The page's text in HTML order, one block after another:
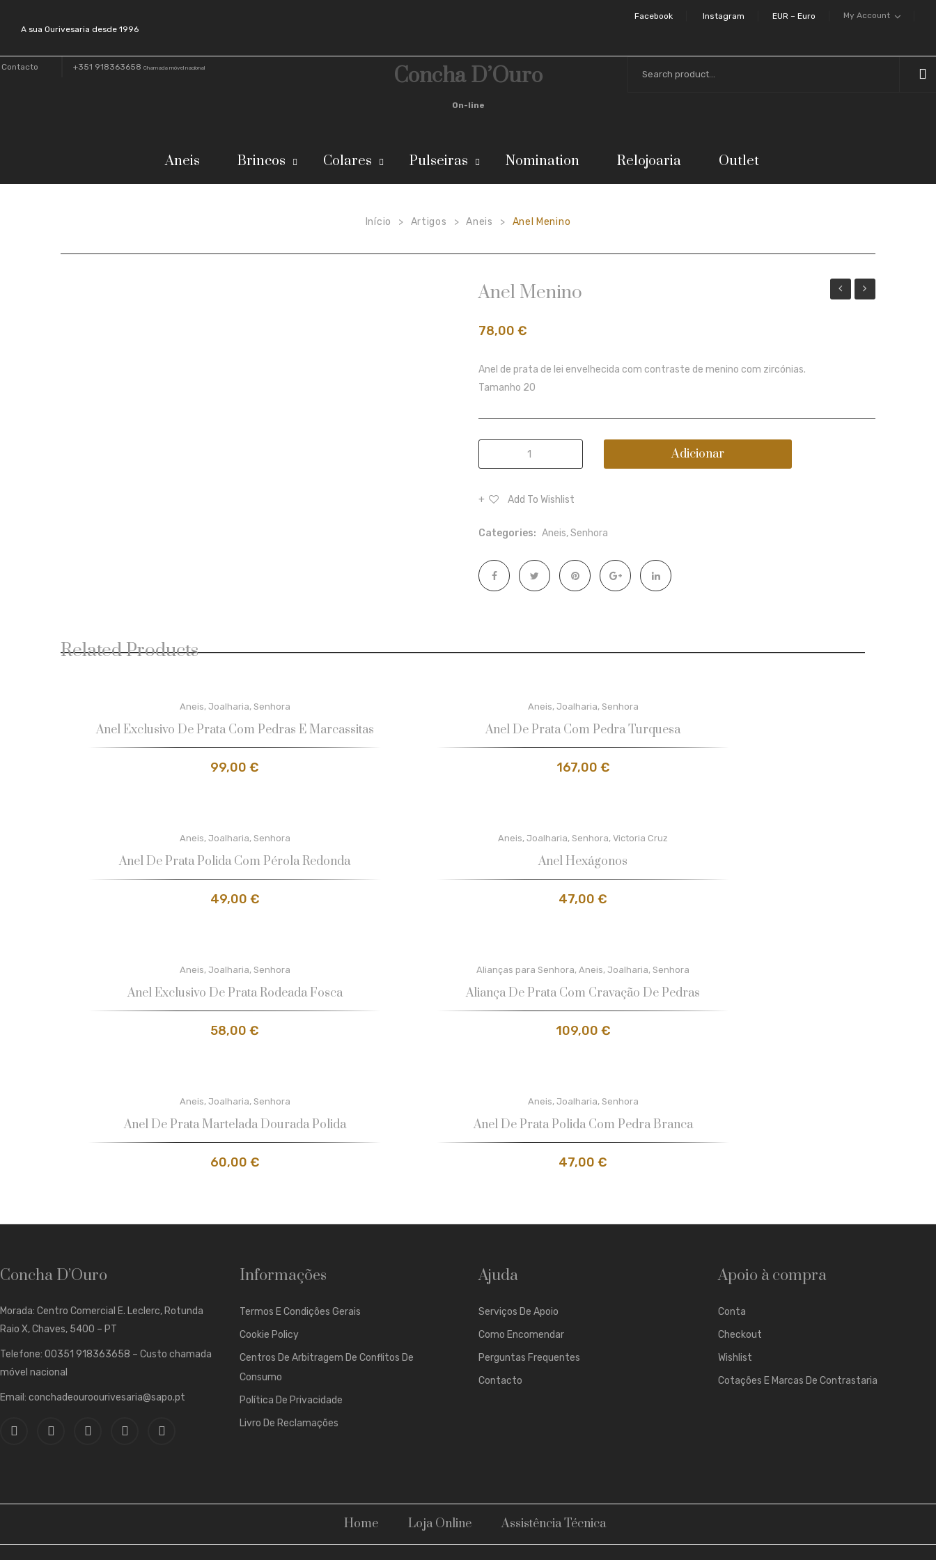
A sua Ourivesaria desde 1996
Facebook Instagram EUR – Euro My Account
Contacto +351 918363658 Chamada móvel nacional Concha D’Ouro
On-line
Aneis Brincos Colares Pulseiras Nomination Relojoaria Outlet
Início > Artigos > Aneis > Anel Menino
Anel Menino
78,00 €
Anel de prata de lei envelhecida com contraste de menino com zircónias.
Tamanho 20
Menino
Adicionar
Add To Wishlist
Categories: Aneis,Senhora
Related Products
Aneis, Joalharia, Senhora
Anel Exclusivo De Prata Com Pedras E Marcassitas
99,00 €
Aneis, Joalharia, Senhora
Anel De Prata Com Pedra Turquesa
167,00 €
Aneis, Joalharia, Senhora
Anel De Prata Polida Com Pérola Redonda
49,00 €
Aneis, Joalharia, Senhora, Victoria Cruz
Anel Hexágonos
47,00 €
Aneis, Joalharia, Senhora
Anel Exclusivo De Prata Rodeada Fosca
58,00 €
Alianças para Senhora, Aneis, Joalharia, Senhora
Aliança De Prata Com Cravação De Pedras
109,00 €
Aneis, Joalharia, Senhora
Anel De Prata Martelada Dourada Polida
60,00 €
Aneis, Joalharia, Senhora
Anel De Prata Polida Com Pedra Branca
47,00 €
Concha D’Ouro
Morada: Centro Comercial E. Leclerc, Rotunda
Raio X, Chaves, 5400 – PT
Telefone: 00351 918363658 – Custo chamada
móvel nacional
Email: conchadeouroourivesaria@sapo.pt
Informações
Termos E Condições Gerais
Cookie Policy
Centros De Arbitragem De Conflitos De
Consumo
Política De Privacidade
Livro De Reclamações
Ajuda
Serviços De Apoio
Como Encomendar
Perguntas Frequentes
Contacto
Apoio à compra
Conta
Checkout
Wishlist
Cotações E Marcas De Contrastaria
Home Loja Online Assistência Técnica